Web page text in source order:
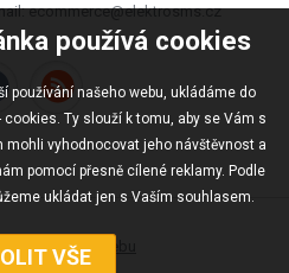
používá cookies
používání našeho webu, ukládáme do
Ty slouží k tomu, aby se Vám s
mohli vyhodnocovat jeho návštěvnost a
pomocí přesně cílené reklamy. Podle
ukládat jen s Vaším souhlasem.
ecommerce@elektrosms.cz
Mapa webu